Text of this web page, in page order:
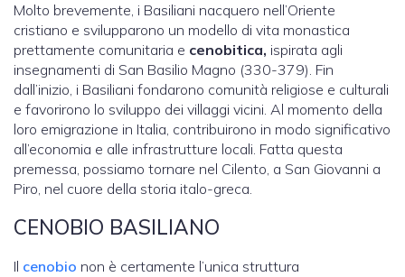
Molto brevemente, i Basiliani nacquero nell’Oriente
cristiano e svilupparono un modello di vita monastica
prettamente comunitaria e cenobitica, ispirata agli
insegnamenti di San Basilio Magno (330-379). Fin
dall’inizio, i Basiliani fondarono comunità religiose e culturali
e favorirono lo sviluppo dei villaggi vicini. Al momento della
loro emigrazione in Italia, contribuirono in modo significativo
all’economia e alle infrastrutture locali. Fatta questa
premessa, possiamo tornare nel Cilento, a San Giovanni a
Piro, nel cuore della storia italo-greca.
CENOBIO BASILIANO
Il cenobio non è certamente l’unica struttura